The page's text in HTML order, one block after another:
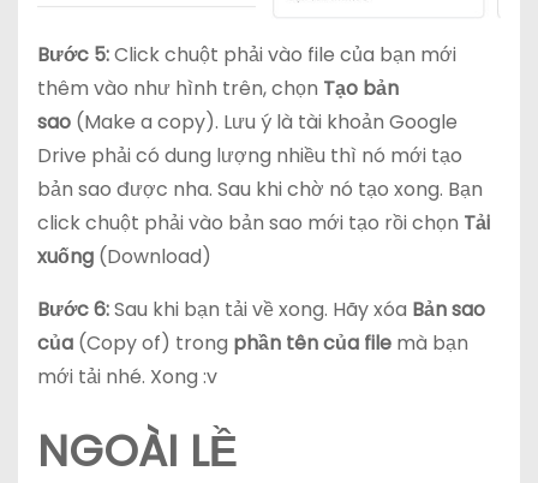
Bước 5:Click chuột phải vào file của bạn mới
thêm vào như hình trên, chọn Tạo bản
sao (Make a copy). Lưu ý là tài khoản Google
Drive phải có dung lượng nhiều thì nó mới tạo
bản sao được nha. Sau khi chờ nó tạo xong. Bạn
click chuột phải vào bản sao mới tạo rồi chọn Tải
xuống (Download)
Bước 6:Sau khi bạn tải về xong. Hãy xóa Bản sao
của (Copy of) trong phần tên của file mà bạn
mới tải nhé. Xong :v
NGOÀI LỀ